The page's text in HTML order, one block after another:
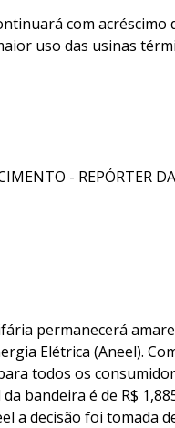
com
uso das usinas
- REPÓRTER
permanecerá
Elétrica (Aneel).
todos os
bandeira é de R$
a decisão foi tomada